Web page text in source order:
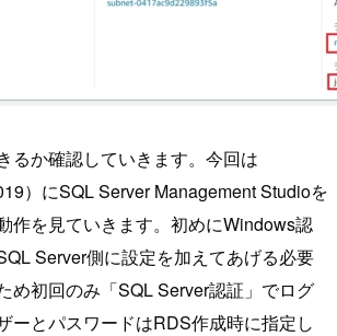
るか確認していきます。今回は
）にSQL Server Management Studioを
作を見ていきます。初めにWindows認
Server側に設定を加えてあげる必要
め初回のみ「SQL Server認証」でログ
ーとパスワードはRDS作成時に指定し